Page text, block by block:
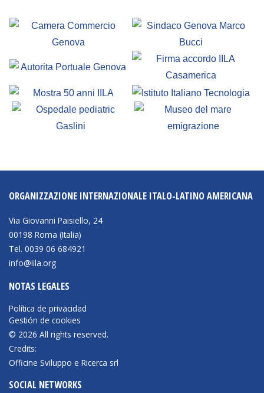
Registro de proveedores
Contratos/Acuerdos/Grant
ORGANIZZAZIONE INTERNAZIONALE ITALO-LATINO AMERICANA
Via Giovanni Paisiello, 24
00198 Roma (Italia)
Tel. 0039 06 684921
info@iila.org
NOTAS LEGALES
Política de privacidad
Gestión de cookies
© 2026 All rights reserved.
Credits:
Officine Sviluppo e Ricerca srl
SOCIAL NETWORKS